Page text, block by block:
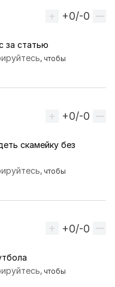
Вверх
+0/-0
за статью
, чтобы
Вверх
+0/-0
скамейку без
, чтобы
Вверх
+0/-0
, чтобы